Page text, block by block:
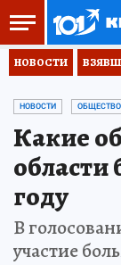
НОВОСТИ
НОВОСТИ ОБЩЕСТВО
Какие
области
году
В
участие